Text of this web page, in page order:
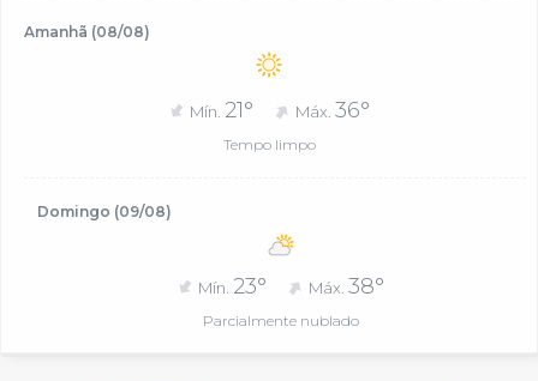
Amanhã (08/08)
Mín. 21° Máx. 36°
Tempo limpo
Domingo (09/08)
Mín. 23° Máx.38°
Parcialmente nublado